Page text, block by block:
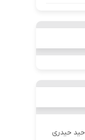
حیدری